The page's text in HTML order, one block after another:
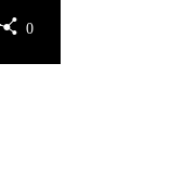
0